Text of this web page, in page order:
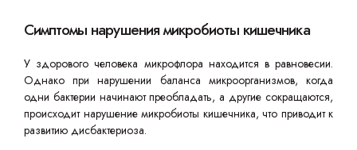
Симптомы нарушения микробиоты кишечника
У здорового человека микрофлора находится в равновесии.
Однако при нарушении баланса микроорганизмов, когда
одни бактерии начинают преобладать, а другие сокращаются,
происходит нарушение микробиоты кишечника, что приводит к
развитию дисбактериоза.